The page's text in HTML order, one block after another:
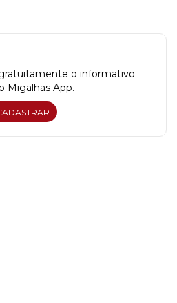
o informativo
Migalhas App.